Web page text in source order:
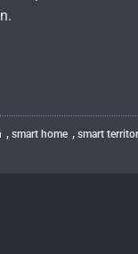
,smart home ,smart